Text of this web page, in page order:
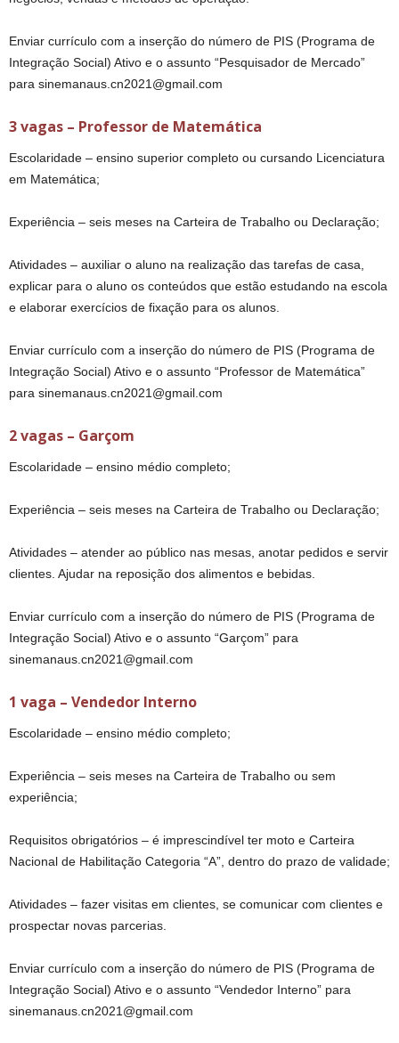
Enviar currículo com a inserção do número de PIS (Programa de
Integração Social) Ativo e o assunto “Pesquisador de Mercado”
para sinemanaus.cn2021@gmail.com
3 vagas – Professor de Matemática
Escolaridade – ensino superior completo ou cursando Licenciatura
em Matemática;
Experiência – seis meses na Carteira de Trabalho ou Declaração;
Atividades – auxiliar o aluno na realização das tarefas de casa,
explicar para o aluno os conteúdos que estão estudando na escola
e elaborar exercícios de fixação para os alunos.
Enviar currículo com a inserção do número de PIS (Programa de
Integração Social) Ativo e o assunto “Professor de Matemática”
para sinemanaus.cn2021@gmail.com
2 vagas – Garçom
Escolaridade – ensino médio completo;
Experiência – seis meses na Carteira de Trabalho ou Declaração;
Atividades – atender ao público nas mesas, anotar pedidos e servir
clientes. Ajudar na reposição dos alimentos e bebidas.
Enviar currículo com a inserção do número de PIS (Programa de
Integração Social) Ativo e o assunto “Garçom” para
sinemanaus.cn2021@gmail.com
1 vaga – Vendedor Interno
Escolaridade – ensino médio completo;
Experiência – seis meses na Carteira de Trabalho ou sem
experiência;
Requisitos obrigatórios – é imprescindível ter moto e Carteira
Nacional de Habilitação Categoria “A”, dentro do prazo de validade;
Atividades – fazer visitas em clientes, se comunicar com clientes e
prospectar novas parcerias.
Enviar currículo com a inserção do número de PIS (Programa de
Integração Social) Ativo e o assunto “Vendedor Interno” para
sinemanaus.cn2021@gmail.com